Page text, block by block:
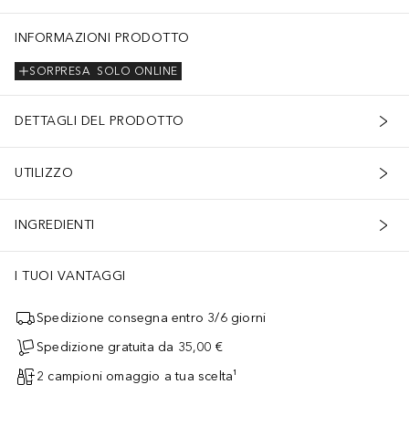
INFORMAZIONI PRODOTTO
SOLO ONLINE
SORPRESA
DETTAGLI DEL PRODOTTO
UTILIZZO
INGREDIENTI
I TUOI VANTAGGI
Spedizione consegna entro 3/6 giorni
Spedizione gratuita da 35,00 €
2 campioni omaggio a tua scelta¹